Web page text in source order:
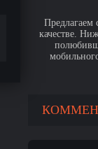
Предлагаем
качестве.